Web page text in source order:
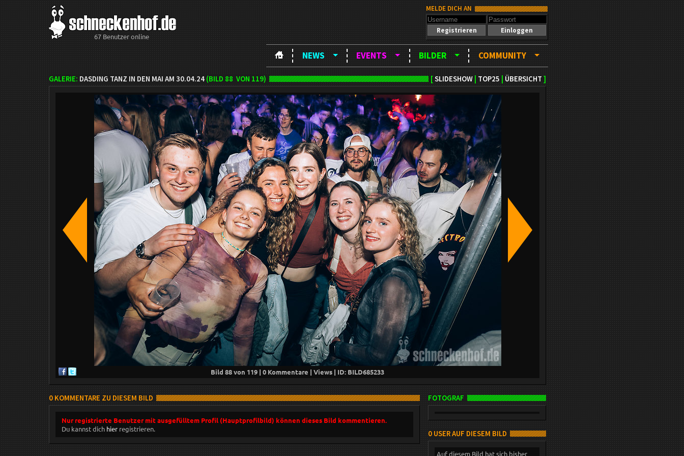
67 Benutzer online
MELDE DICH AN
Registrieren Einloggen
NEWS EVENTS BILDER COMMUNITY
GALERIE: DASDING TANZ IN DEN MAI AM 30.04.24 (BILD 88 VON 119) [SLIDESHOW TOP25 ÜBERSICHT ]
Bild 88von 119 | 0 Kommentare | Views | ID: BILD685233
0 KOMMENTARE ZU DIESEM BILD
Nur registrierte Benutzer mit ausgefülltem Profil (Hauptprofilbild) können dieses Bild kommentieren.
Du kannst dich hier registrieren.
FOTOGRAF
0 USER AUF DIESEM BILD
Auf diesem Bild hat sich bisher